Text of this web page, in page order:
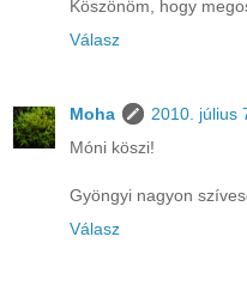
Köszönöm, hogy
Válasz
Moha
2010. július
Móni köszi!
Gyöngyi nagyon
Válasz